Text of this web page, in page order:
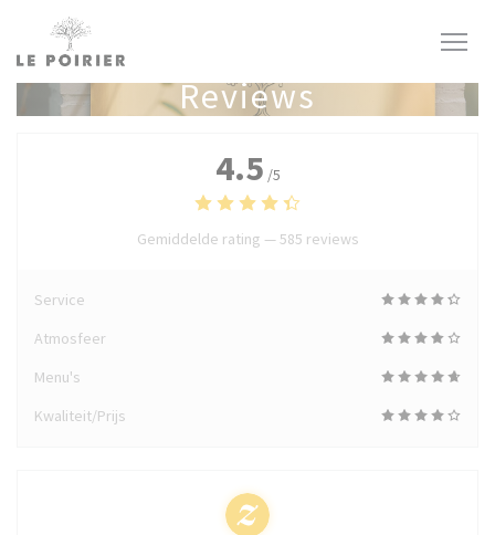
Cookies beheer paneel
Reviews
4.5 /5
Gemiddelde rating —585 reviews
Service
Atmosfeer
Menu's
Kwaliteit/Prijs